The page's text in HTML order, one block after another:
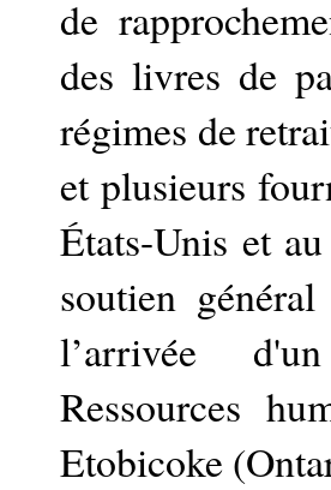
de
des livres de
régimes de
et plusieurs
États-Unis et
soutien
l’arrivée
Ressources
Etobicoke